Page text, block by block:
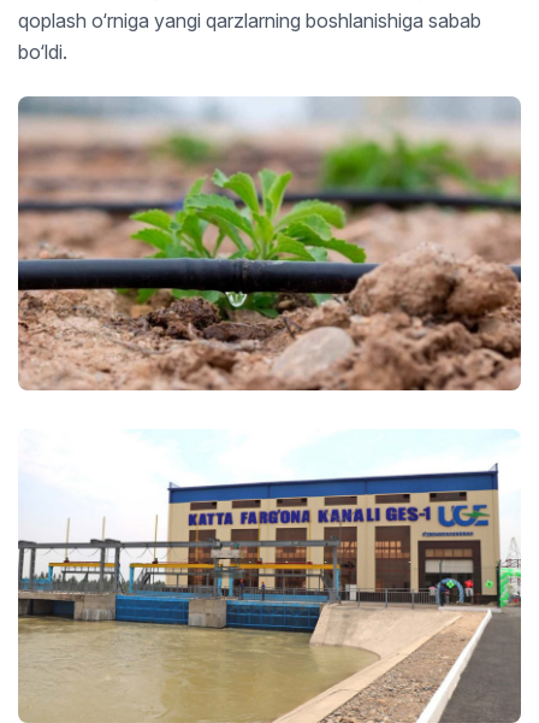
qoplash o‘rniga yangi qarzlarning boshlanishiga sabab
bo‘ldi.